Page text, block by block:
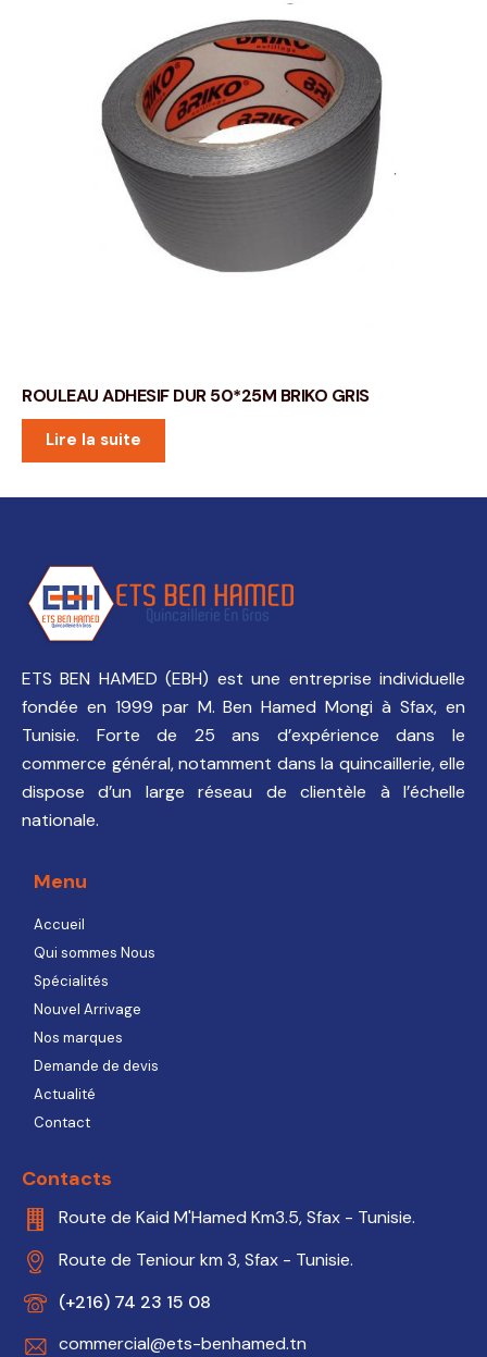
ROULEAU ADHESIF DUR 50*25M BRIKO GRIS
Lire la suite
ETS BEN HAMED (EBH) est une entreprise individuelle
fondée en 1999 par M. Ben Hamed Mongi à Sfax, en
Tunisie. Forte de 25 ans d’expérience dans le
commerce général, notamment dans la quincaillerie, elle
dispose d’un large réseau de clientèle à l’échelle
nationale.
Menu
Accueil
Qui sommes Nous
Spécialités
Nouvel Arrivage
Nos marques
Demande de devis
Actualité
Contact
Contacts
Route de Kaid M'Hamed Km3.5, Sfax - Tunisie.
Route de Teniour km 3, Sfax - Tunisie.
(+216) 74 23 15 08
commercial@ets-benhamed.tn